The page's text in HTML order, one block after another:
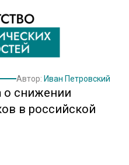
Автор: Иван Петровский
о снижении
в российской